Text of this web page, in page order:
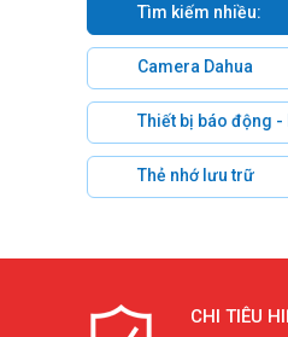
Tìm kiếm nhiều:
Camera Dahua
Thiết bị báo động -
Thẻ nhớ lưu trữ
CHI TIÊU